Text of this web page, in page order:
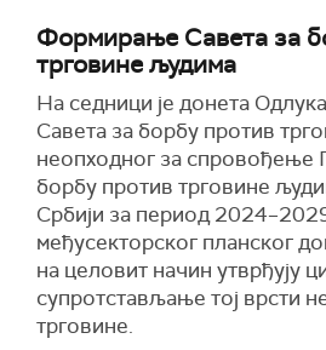
Формирање Савета за
трговине људима
На седници је донета
Савета за борбу против
неопходног за спровођење
борбу против трговине
Србији за период
међусекторског планског
на целовит начин утврђују
супротстављање тој врсти
трговине.